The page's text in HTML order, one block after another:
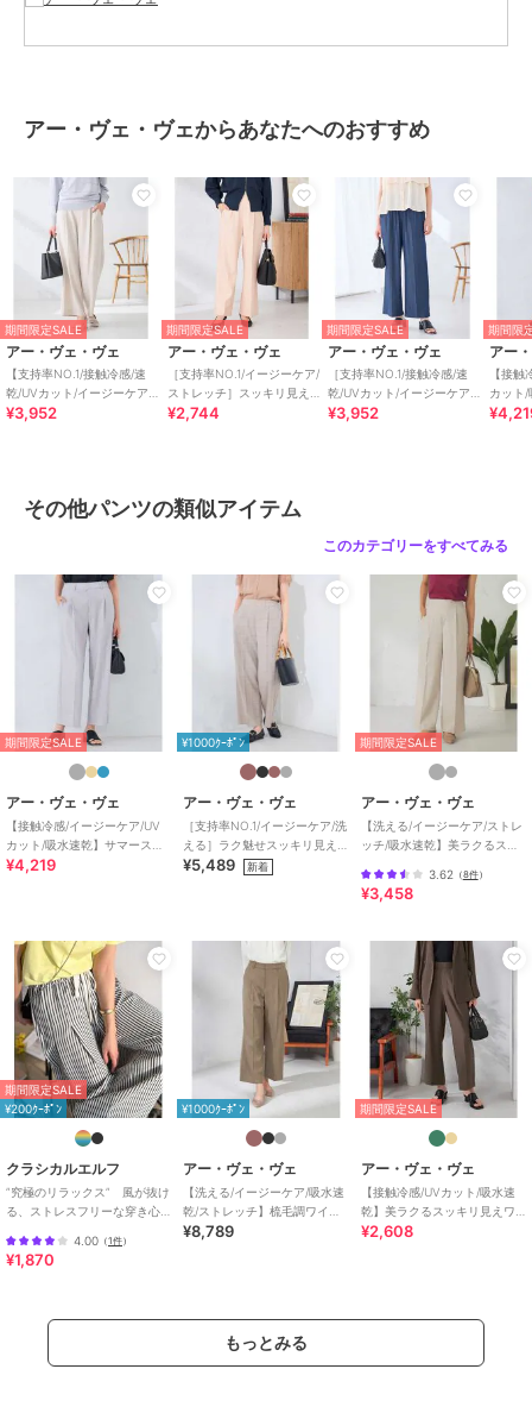
です。
厚すぎず薄すぎない生地感でロングシーズン活躍します。
普段ＳサイズかＭサイズを着用していますが Mサイズはお尻周りや丈
など全体的にゆとりがありました。
Ｓでちょうどよかったです。
（スタッフ身長：159cm/着用サイズ：S・M）
--------------------
着用シーズン
伸縮性：あり
光沢感：なし
生地の厚さ：ふつう
-------------------
≪お気に入り登録機能の使い方≫
■商品のお気に入り登録（ハートマークをクリック）
再入荷通知や値下げ等、お得なご案内を受けることができます。
--------------------
実際の色味と異なって見える場合がございます。
商品の色味の目安は商品単体の画像をご参照ください。
※34(XSサイズ)・42(XLサイズ)はWEB・一部限定店舗での販売です。
期間限定セール開催中
ブランド アー・ヴェ・ヴェ
ショップ アー・ヴェ・ヴェ
商品カテゴリ パンツ ／その他パンツ
性別タイプ
レディース
ー、ブラック
サイズ
アー・ヴェ・ヴェからあなたへのおすすめ
期間限定SALE
アー・ヴェ・ヴェ
【支持率NO.1/接触冷感/速
乾/UVカット/イージーケア】
スッキリ見えワイドパンツ
¥3,952
期間限定SALE
アー・ヴェ・ヴェ
［支持率NO.1/イージーケア/
ストレッチ］スッキリ見えワ
イドパンツ
¥2,744
期間限定SALE
アー・ヴェ・ヴェ
［支持率NO.1/接触冷感/速
乾/UVカット/イージーケア］
イージーワイドパンツ
¥3,952
期間限
アー
【接
カット/
レッチ
その他パンツの類似アイテム
このカテゴリーをすべてみる
期間限定SALE
アー・ヴェ・ヴェ
【接触冷感/イージーケア/UV
カット/吸水速乾】サマースト
レッチワイドパンツ
¥4,219
¥1000ｸｰﾎﾟﾝ
アー・ヴェ・ヴェ
［支持率NO.1/イージーケア/洗
える］ラク魅せスッキリ見え
ワイドパンツ【WEB限定】
¥5,489 新着
期間限定SALE
アー・ヴェ・ヴェ
【洗える/イージーケア/ストレ
ッチ/吸水速乾】美ラクるスッ
3.62 （8件）
¥3,458
期間限定SALE
¥200ｸｰﾎﾟﾝ
クラシカルエルフ
”究極のリラックス” 風が抜け
る、ストレスフリーな穿き心
ドカーブパンツ
4.00 （1件）
¥1,870
¥1000ｸｰﾎﾟﾝ
アー・ヴェ・ヴェ
【洗える/イージーケア/吸水速
乾/ストレッチ】梳毛調ワイド
パンツ
¥8,789
期間限定SALE
アー・ヴェ・ヴェ
【接触冷感/UVカット/吸水速
乾】美ラクるスッキリ見えワ
イドパンツ
¥2,608
もっとみる